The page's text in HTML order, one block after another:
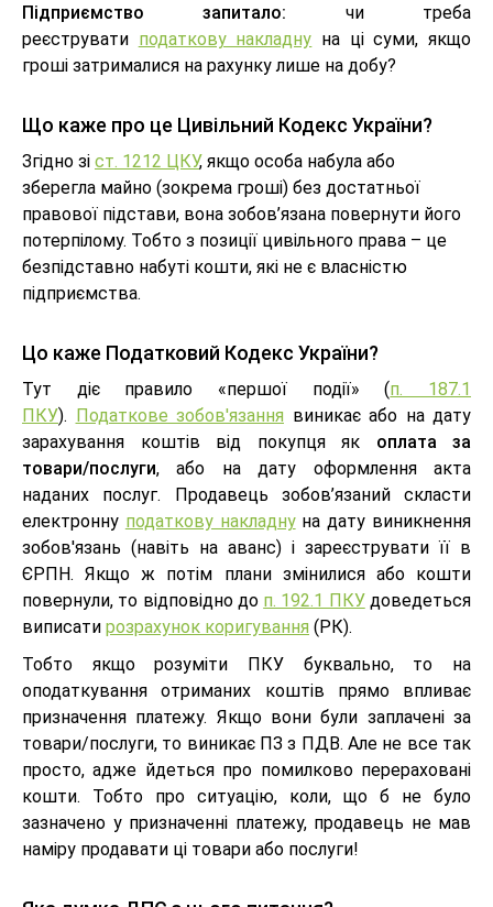
Підприємство запитало: чи треба
реєструвати податкову накладну на ці суми, якщо
гроші затрималися на рахунку лише на добу?
Що каже про це Цивільний Кодекс України?
Згідно зі ст. 1212 ЦКУ, якщо особа набула або
зберегла майно (зокрема гроші) без достатньої
правової підстави, вона зобов’язана повернути його
потерпілому. Тобто з позиції цивільного права – це
безпідставно набуті кошти, які не є власністю
підприємства.
Цо каже Податковий Кодекс України?
Тут діє правило «першої події» (п. 187.1
ПКУ). Податкове зобов'язання виникає або на дату
зарахування коштів від покупця як оплата за
товари/послуги, або на дату оформлення акта
наданих послуг. Продавець зобов’язаний скласти
електронну податкову накладнуна дату виникнення
зобов'язань (навіть на аванс) і зареєструвати її в
ЄРПН. Якщо ж потім плани змінилися або кошти
повернули, то відповідно до п. 192.1 ПКУдоведеться
виписати розрахунок коригування (РК).
Тобто якщо розуміти ПКУ буквально, то на
оподаткування отриманих коштів прямо впливає
призначення платежу. Якщо вони були заплачені за
товари/послуги, то виникає ПЗ з ПДВ. Але не все так
просто, адже йдеться про помилково перераховані
кошти. Тобто про ситуацію, коли, що б не було
зазначено у призначенні платежу, продавець не мав
наміру продавати ці товари або послуги!